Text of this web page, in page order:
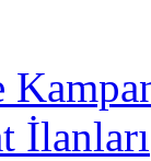
İlanları